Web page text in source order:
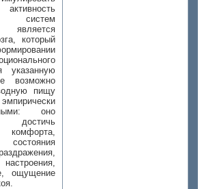
систем
является
который
указанную
возможно
пищу
оно
ощущение